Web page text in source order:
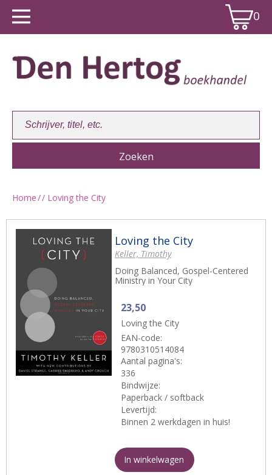
0
Home// Loving the City
Loving the City
Keller, Timothy
Doing Balanced, Gospel-Centered
Ministry in Your City
23,50
Loving the City
EAN-code:
9780310514084
Aantal pagina's:
336
Bindwijze:
Paperback / softback
Levertijd:
Binnen 2 werkdagen in huis!
In winkelwagen